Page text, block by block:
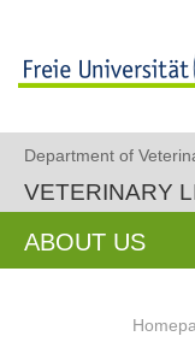
Department of
VETERINARY
ABOUT US